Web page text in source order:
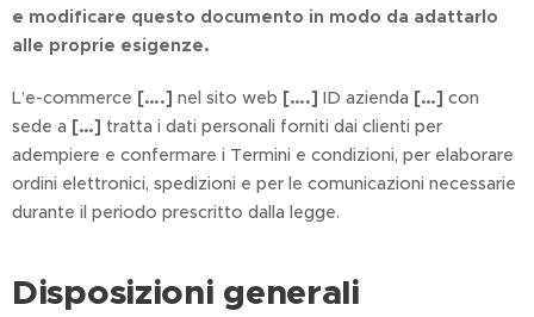
e modificare questo documento in modo da adattarlo
alle proprie esigenze.
L’e-commerce [….] nel sito web [….] ID azienda […] con
sede a […] tratta i dati personali forniti dai clienti per
adempiere e confermare i Termini e condizioni, per elaborare
ordini elettronici, spedizioni e per le comunicazioni necessarie
durante il periodo prescritto dalla legge.
Disposizioni generali